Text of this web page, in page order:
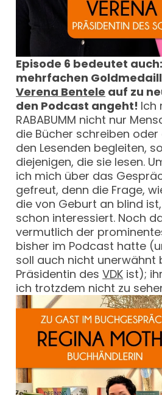
Episode 6 bedeutet
mehrfachen
Verena Bentele auf zu
den Podcast angeht! Ich
RABABUMM nicht nur
die Bücher schreiben
den Lesenden begleiten,
diejenigen, die sie lesen.
ich mich über das
gefreut, denn die Frage,
die von Geburt an blind
schon interessiert. Noch
vermutlich der
bisher im Podcast hatte
soll auch nicht unerwähnt
Präsidentin desVDK ist);
ich trotzdem nicht zu